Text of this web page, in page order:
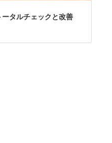
タルチェックと改善